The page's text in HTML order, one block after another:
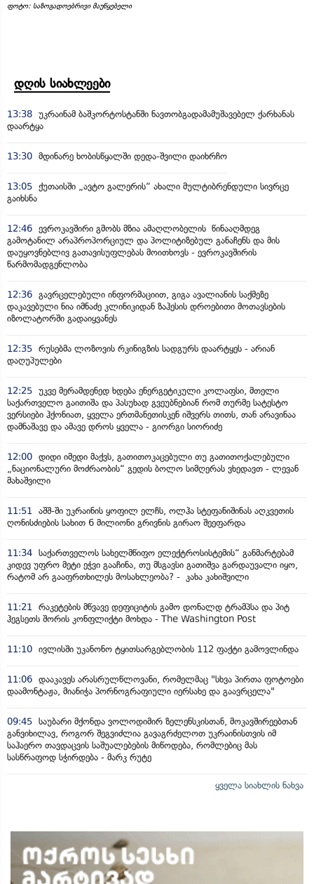
ფოტო: საზოგადოებრივი მაუწყებელი
დღის სიახლეები
13:38 უკრაინამ ბაშკორტოსტანში ნავთობგადამამუშავებელ ქარხანას
დაარტყა
13:30 მდინარე ხობისწყალში დედა-შვილი დაიხრჩო
13:05 ქუთაისში „ავტო გალერის“ ახალი მულტიბრენდული სივრცე
გაიხსნა
12:46 ევროკავშირი გმობს მზია ამაღლობელის წინააღმდეგ
გამოტანილ არაპროპორციულ და პოლიტიზებულ განაჩენს და მის
დაუყოვნებლივ გათავისუფლებას მოითხოვს - ევროკავშირის
წარმომადგენლობა
12:36 გავრცელებული ინფორმაციით, გიგა ავალიანის საქმეზე
დაკავებული ნია იმნაძე კლინიკიდან ზაჰესის დროებითი მოთავსების
იზოლატორში გადაიყვანეს
12:35 რუსებმა ლოზოვის რკინიგზის სადგურს დაარტყეს - არიან
დაღუპულები
12:25 უკვე მერამდენედ ხდება ენერგეტიკული კოლაფსი, მთელი
საქართველო გაითიშა და პასუხად გვეუბნებიან რომ თურმე სატესტო
ვერსიები ჰქონიათ, ყველა ერთმანეთისკენ იშვერს თითს, თან არავინაა
დამნაშავე და ამავე დროს ყველა - გიორგი სიორიძე
12:00 დიდი იმედი მაქვს, გათითოკაცებული თუ გათითოქალებული
„ნაციონალური მოძრაობის“ გედის ბოლო სიმღერას ვხედავთ - ლევან
მახაშვილი
11:51
აშშ-ში უკრაინის ყოფილ ელჩს, ოლჰა სტეფანიშინას აღკვეთის
ღონისძიების სახით 6 მილიონი გრივნის გირაო შეეფარდა
11:34 საქართველოს სახელმწიფო ელექტროსისტემის“ განმარტებამ
კიდევ უფრო მეტი ეჭვი გააჩინა, თუ მსგავსი გათიშვა გარდაუვალი იყო,
რატომ არ გააფრთხილეს მოსახლეობა? - კახა კახიშვილი
11:21
რაკეტების მწვავე დეფიციტის გამო დონალდ ტრამპსა და პიტ
ჰეგსეთს შორის კონფლიქტი მოხდა - The Washington Post
11:10 ივლისში უკანონო ტყითსარგებლობის 112 ფაქტი გამოვლინდა
11:06 დააკავეს არასრულწლოვანი, რომელმაც "სხვა პირთა ფოტოები
დაამონტაჟა, მიანიჭა პორნოგრაფიული იერსახე და გაავრცელა"
09:45 საუბარი მქონდა ვოლოდიმირ ზელენსკისთან, მოკავშირეებთან
განვიხილავ, როგორ შეგვიძლია გავაგრძელოთ უკრაინისთვის იმ
საჰაერო თავდაცვის საშუალებების მიწოდება, რომლებიც მას
სასწრაფოდ სჭირდება - მარკ რუტე
ყველა სიახლის ნახვა